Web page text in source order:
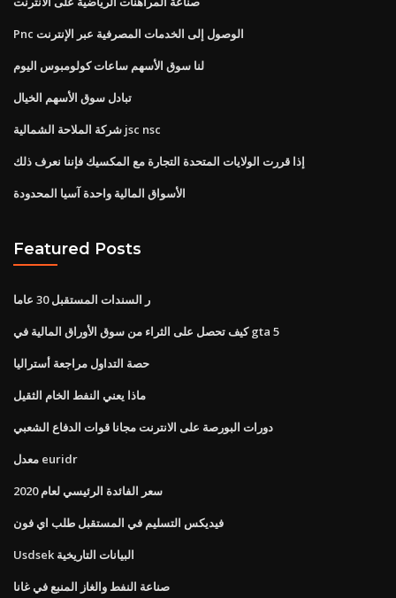
Pnc الوصول إلى الخدمات المصرفية عبر الإنترنت
لنا سوق الأسهم ساعات كولومبوس اليوم
تبادل سوق الأسهم الخيال
شركة الملاحة الشمالية jsc nsc
إذا قررت الولايات المتحدة التجارة مع المكسيك فإننا نعرف ذلك
الأسواق المالية واحدة آسيا المحدودة
Featured Posts
ر السندات المستقبل 30 عاما
كيف تحصل على الثراء من سوق الأوراق المالية في gta 5
حصة التداول مراجعة أستراليا
ماذا يعني النفط الخام الثقيل
دورات البورصة على الانترنت مجانا قوات الدفاع الشعبي
معدل euridr
سعر الفائدة الرئيسي لعام 2020
فيديكس التسليم في المستقبل طلب اي فون
Usdsek البيانات التاريخية
صناعة النفط والغاز المنبع في غانا